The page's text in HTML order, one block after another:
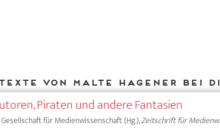
von Malte Hagener bei
Piraten und andere Fantasien
Gesellschaft für Medienwissenschaft (Hg.),Zeitschrift für